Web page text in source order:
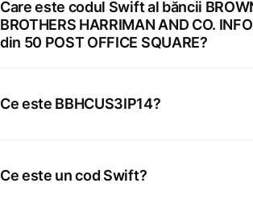
Care este codul Swift al băncii
BROTHERS HARRIMAN AND CO.
din 50 POST OFFICE SQUARE?
Ce este BBHCUS3IP14?
Ce este un cod Swift?